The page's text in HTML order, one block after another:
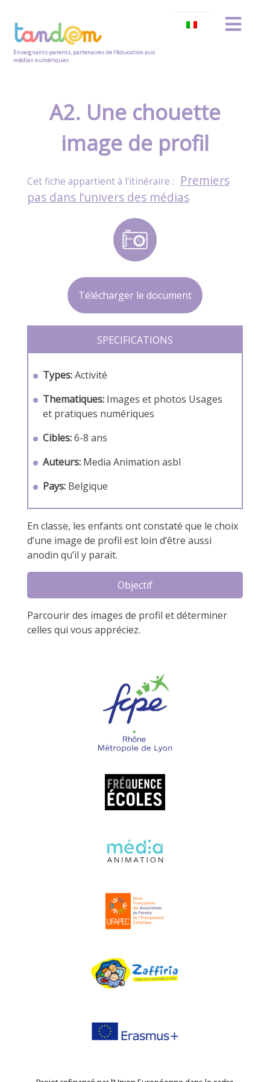
Enseignants-parents, partenaires de l’éducation aux
médias numériques
A2. Une chouette
image de profil
Premiers
pas dans l’univers des médias
Télécharger le document
SPECIFICATIONS
Types:Activité
Thematiques: Images et photos Usages
et pratiques numériques
Cibles:6-8 ans
Auteurs: Media Animation asbl
Pays: Belgique
En classe, les enfants ont constaté que le choix
d’une image de profil est loin d’être aussi
anodin qu’il y parait.
Objectif
Parcourir des images de profil et déterminer
celles qui vous appréciez.